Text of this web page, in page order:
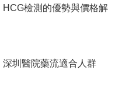
檢測的優勢與價格解
圳醫院藥流適合人群